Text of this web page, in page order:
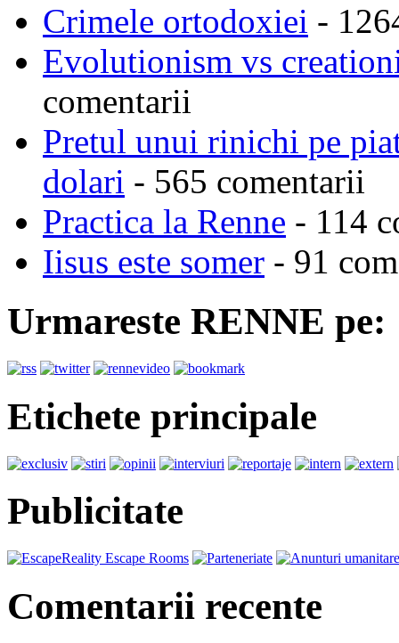
Crimele ortodoxiei -
Evolutionism vs
comentarii
Pretul unui rinichi pe
dolari - 565 comentarii
Practica la Renne - 114
Iisus este somer - 91
Urmareste RENNE pe:
Etichete principale
Publicitate
Comentarii recente